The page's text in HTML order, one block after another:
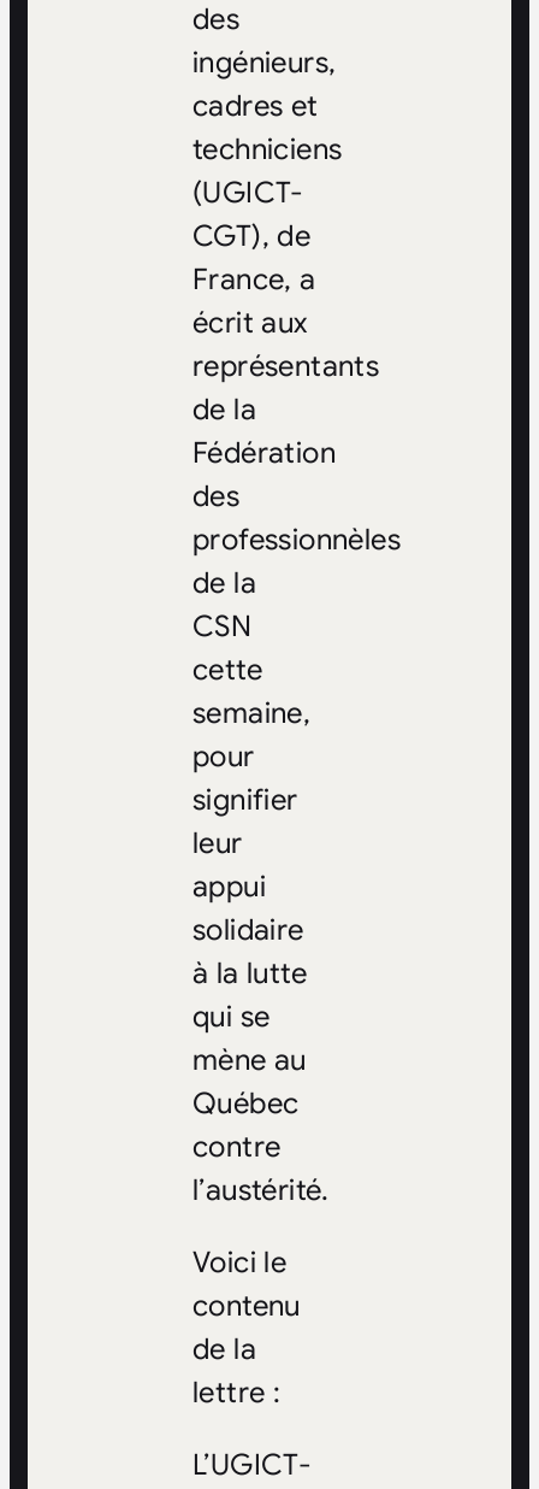
des
ingénieurs,
cadres et
techniciens
(UGICT-
CGT), de
France, a
écrit aux
représentants
de la
Fédération
des
professionnèles
de la
CSN
cette
semaine,
pour
signifier
leur
appui
solidaire
à la lutte
qui se
mène au
Québec
contre
l’austérité.
Voici le
contenu
de la
lettre :
L’UGICT-